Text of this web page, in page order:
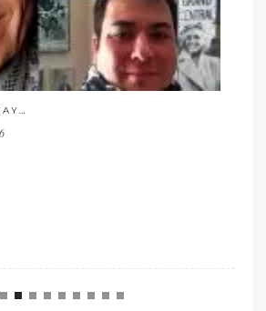
CLINTON E TRUMP: DUELO DE TITÃS NA
TIO SAM, POR CASSIANO LOPES
October 20, 2016